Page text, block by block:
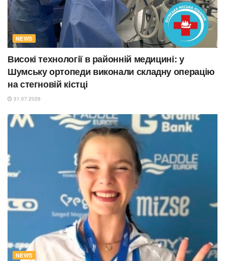
NEWS
Високі технології в районній медицині: у
Шумську ортопеди виконали складну операцію
на стегновій кістці
31.07.2026
NEWS